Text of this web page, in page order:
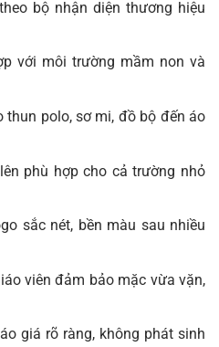
bộ nhận diện thương hiệu
với môi trường mầm non và
polo, sơ mi, đồ bộ đến áo
phù hợp cho cả trường nhỏ
sắc nét, bền màu sau nhiều
viên đảm bảo mặc vừa vặn,
giá rõ ràng, không phát sinh